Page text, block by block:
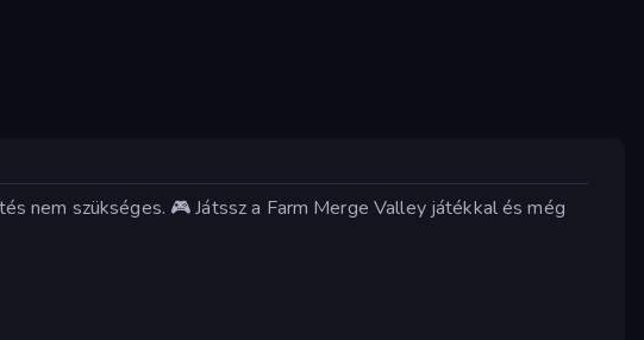
nem szükséges. 🎮 Játssz a Farm Merge Valley játékkal és még